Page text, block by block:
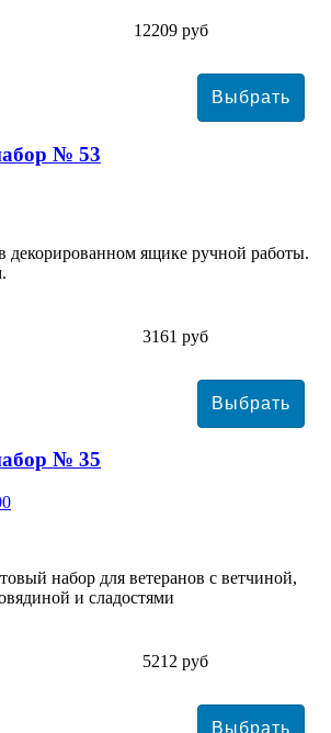
12209 руб
№ 53
декорированном ящике ручной работы.
3161 руб
№ 35
набор для ветеранов с ветчиной,
и сладостями
5212 руб